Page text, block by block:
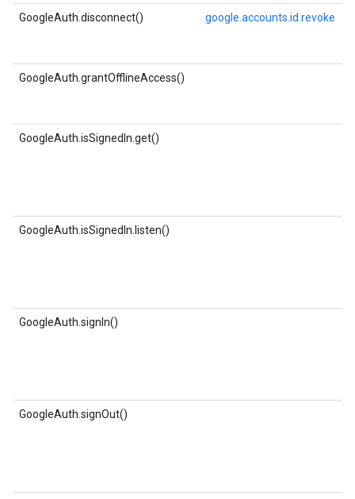
GoogleAuth.disconnect() google.accounts.id.revoke
GoogleAuth.grantOfflineAccess()
GoogleAuth.isSignedIn.get()
GoogleAuth.isSignedIn.listen()
GoogleAuth.signIn()
GoogleAuth.signOut()